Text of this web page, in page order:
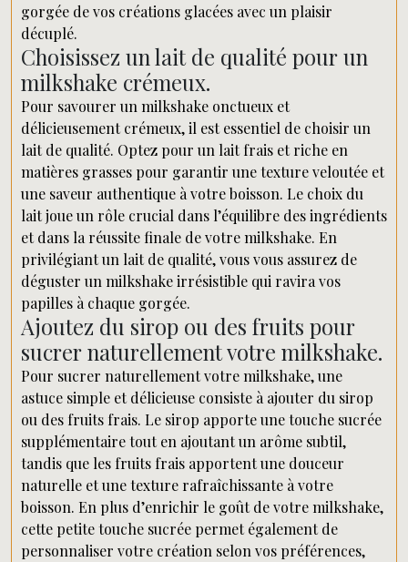
gorgée de vos créations glacées avec un plaisir
décuplé.
Choisissez un lait de qualité pour un
milkshake crémeux.
Pour savourer un milkshake onctueux et
délicieusement crémeux, il est essentiel de choisir un
lait de qualité. Optez pour un lait frais et riche en
matières grasses pour garantir une texture veloutée et
une saveur authentique à votre boisson. Le choix du
lait joue un rôle crucial dans l’équilibre des ingrédients
et dans la réussite finale de votre milkshake. En
privilégiant un lait de qualité, vous vous assurez de
déguster un milkshake irrésistible qui ravira vos
papilles à chaque gorgée.
Ajoutez du sirop ou des fruits pour
sucrer naturellement votre milkshake.
Pour sucrer naturellement votre milkshake, une
astuce simple et délicieuse consiste à ajouter du sirop
ou des fruits frais. Le sirop apporte une touche sucrée
supplémentaire tout en ajoutant un arôme subtil,
tandis que les fruits frais apportent une douceur
naturelle et une texture rafraîchissante à votre
boisson. En plus d’enrichir le goût de votre milkshake,
cette petite touche sucrée permet également de
personnaliser votre création selon vos préférences,